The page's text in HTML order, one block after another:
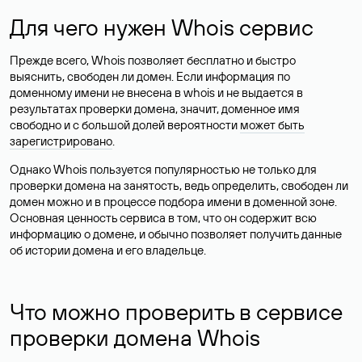
Для чего нужен Whois сервис
Прежде всего, Whois позволяет бесплатно и быстро
выяснить, свободен ли домен. Если информация по
доменному имени не внесена в whois и не выдается в
результатах проверки домена, значит, доменное имя
свободно и с большой долей вероятности может быть
зарегистрировано.
Однако Whois пользуется популярностью не только для
проверки домена на занятость, ведь определить, свободен ли
домен можно и в процессе подбора имени в доменной зоне.
Основная ценность сервиса в том, что он содержит всю
информацию о домене, и обычно позволяет получить данные
об истории домена и его владельце.
Что можно проверить в сервисе
проверки домена Whois